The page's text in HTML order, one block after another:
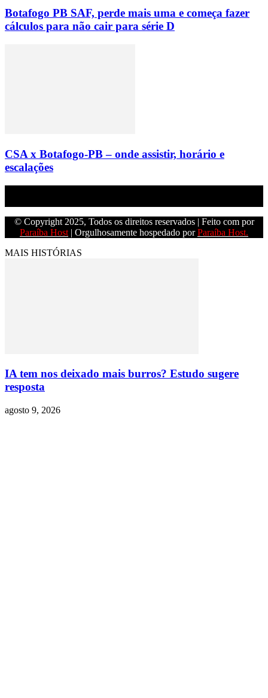
Botafogo PB SAF, perde mais uma e começa fazer
cálculos para não cair para série D
CSA x Botafogo-PB – onde assistir, horário e
escalações
© Copyright 2025, Todos os direitos reservados | Feito com por
Paraíba Host | Orgulhosamente hospedado porParaíba Host.
MAIS HISTÓRIAS
IA tem nos deixado mais burros? Estudo sugere
resposta
agosto 9, 2026